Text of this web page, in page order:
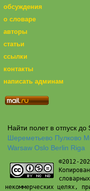
обсуждения
о словаре
авторы
статьи
ссылки
контакты
написать админам
Найти полет в отпуск до
Шереметьево Пулково
Warsaw Oslo Berlin Riga
©2012-
некоммерческих целях,